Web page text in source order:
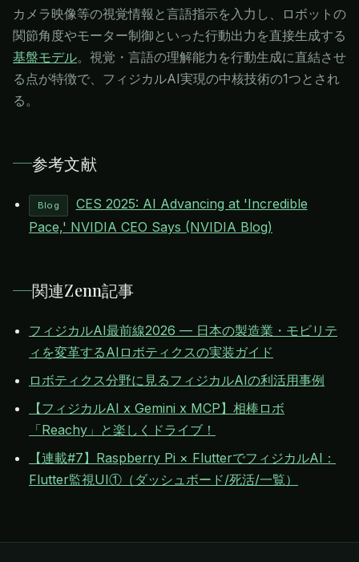
カメラ映像等の視覚情報と言語指示を入力し、ロボットの
関節角度やモーター制御といった行動出力を直接生成する
基盤モデル。視覚・言語の理解能力を行動生成に直結させ
る点が特徴で、フィジカルAI実現の中核技術の1つとされ
る。
参考文献
Blog
CES 2025: AI Advancing at 'Incredible
Pace,' NVIDIA CEO Says (NVIDIA Blog)
関連Zenn記事
フィジカルAI最前線2026 — 日本の製造業・モビリテ
ィを変革するAIロボティクスの実装ガイド
ロボティクス分野に見るフィジカルAIの利活用事例
【フィジカルAI x Gemini x MCP】相棒ロボ
「Reachy」と楽しくドライブ！
【連載#7】Raspberry Pi × FlutterでフィジカルAI：
Flutter監視UI①（ダッシュボード/死活/一覧）